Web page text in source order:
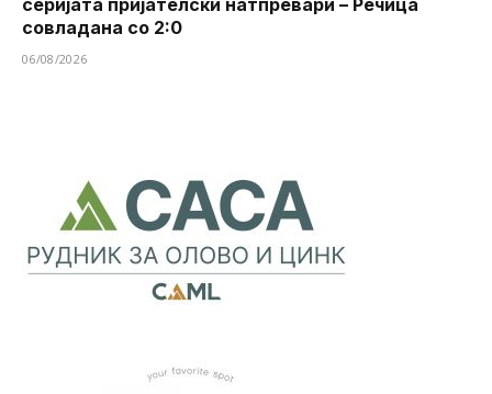
серијата пријателски натпревари – Речица
совладана со 2:0
06/08/2026